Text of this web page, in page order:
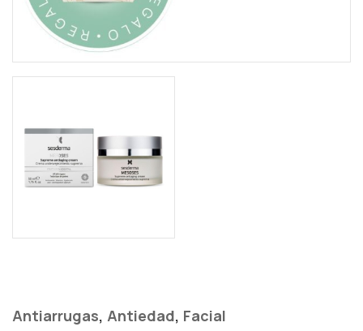
Antiarrugas, Antiedad, Facial